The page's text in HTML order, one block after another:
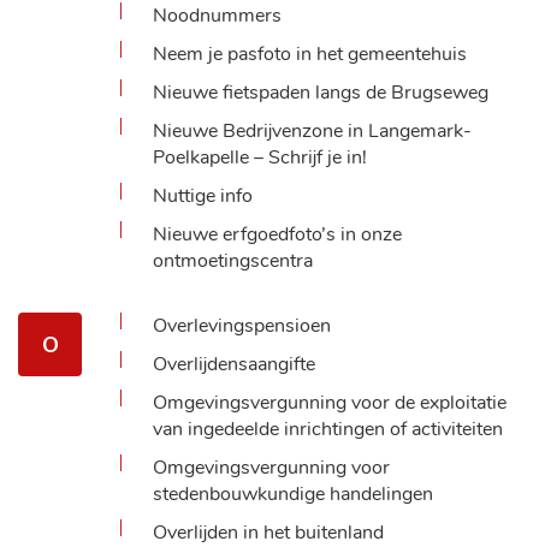
Noodnummers
Neem je pasfoto in het gemeentehuis
Nieuwe fietspaden langs de Brugseweg
Nieuwe Bedrijvenzone in Langemark-
Poelkapelle – Schrijf je in!
Nuttige info
Nieuwe erfgoedfoto’s in onze
ontmoetingscentra
O
Overlevingspensioen
Overlijdensaangifte
Omgevingsvergunning voor de exploitatie
van ingedeelde inrichtingen of activiteiten
Omgevingsvergunning voor
stedenbouwkundige handelingen
Overlijden in het buitenland